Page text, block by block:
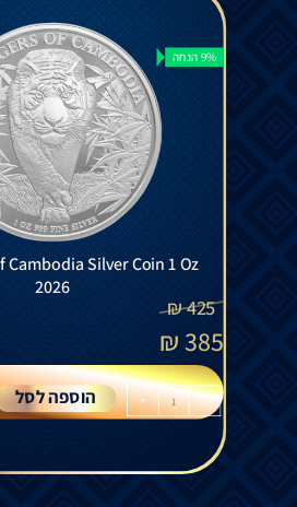
9% הנחה
Cambodia Silver Coin 1 Oz
2026
425
₪
385
₪
-
+ הוספה לסל